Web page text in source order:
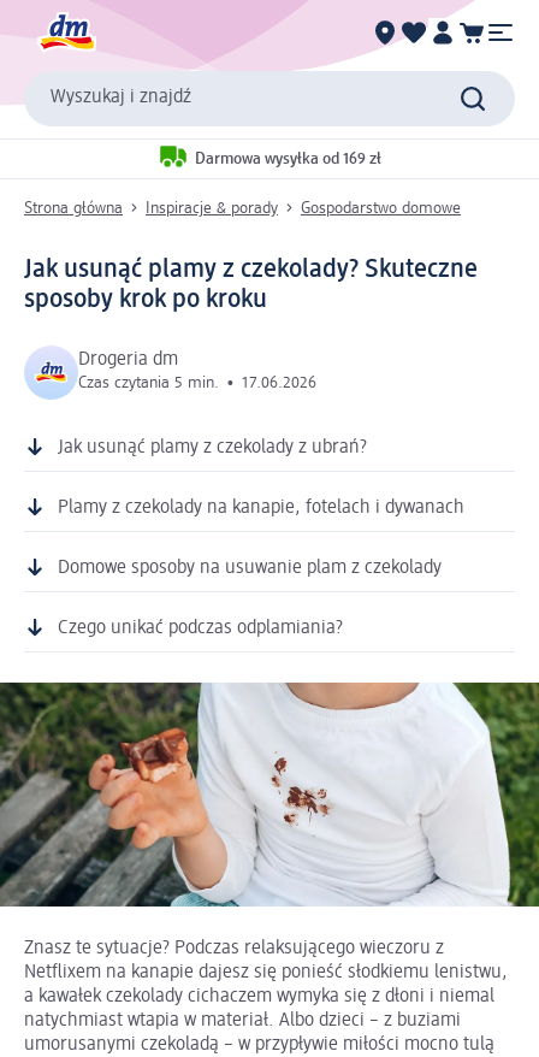
Wyszukaj i znajdź
Darmowa wysyłka od 169 zł
Strona główna Inspiracje & porady Gospodarstwo domowe
Jak usunąć plamy z czekolady? Skuteczne
sposoby krok po kroku
Drogeria dm
Czas czytania 5 min. • 17.06.2026
Jak usunąć plamy z czekolady z ubrań?
Plamy z czekolady na kanapie, fotelach i dywanach
Domowe sposoby na usuwanie plam z czekolady
Czego unikać podczas odplamiania?
Znasz te sytuacje? Podczas relaksującego wieczoru z
Netflixem na kanapie dajesz się ponieść słodkiemu lenistwu,
a kawałek czekolady cichaczem wymyka się z dłoni i niemal
natychmiast wtapia w materiał. Albo dzieci – z buziami
umorusanymi czekoladą – w przypływie miłości mocno tulą